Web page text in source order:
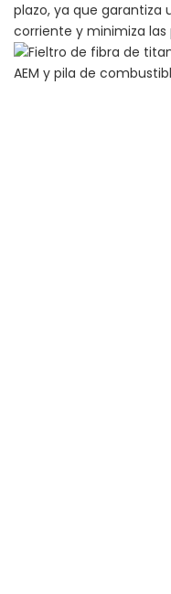
plazo, ya que garantiza
corriente y minimiza las